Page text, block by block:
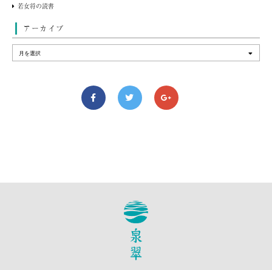
若女将の読書
アーカイブ